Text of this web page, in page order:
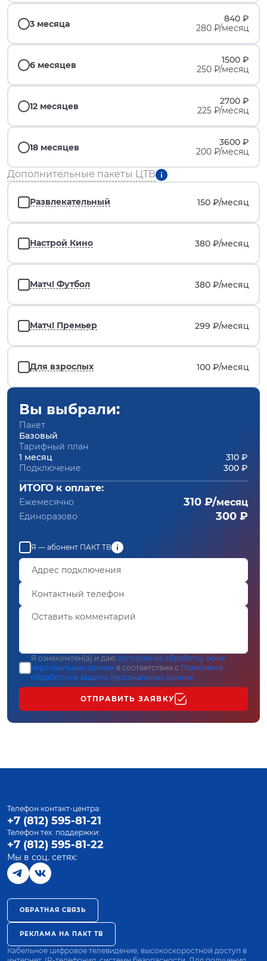
3 месяца
840 ₽
280 ₽/месяц
6 месяцев
1500 ₽
250 ₽/месяц
12 месяцев
2700 ₽
225 ₽/месяц
18 месяцев
3600 ₽
200 ₽/месяц
Дополнительные пакеты ЦТВ
Развлекательный 150 ₽/месяц
Настрой Кино 380 ₽/месяц
Матч! Футбол 380 ₽/месяц
Матч! Премьер 299 ₽/месяц
Для взрослых 100 ₽/месяц
Вы выбрали:
Пакет
Базовый
Тарифный план
1 месяц
310 ₽
Подключение
300 ₽
ИТОГО к оплате:
Ежемесячно 310 ₽/месяц
Единоразово 300 ₽
Я — абонент ПАКТ ТВ
Я ознакомлен(а) и даю согласие на обработку моих
персональных данных в соответствии с Политикой
обработки и защиты персональных данных
ОТПРАВИТЬ ЗАЯВКУ
Телефон контакт-центра:
+7 (812) 595-81-21
Телефон тех. поддержки:
+7 (812) 595-81-22
Мы в соц. сетях:
ОБРАТНАЯ СВЯЗЬ
РЕКЛАМА НА ПАКТ ТВ
Кабельное цифровое телевидение, высокоскоростной доступ в